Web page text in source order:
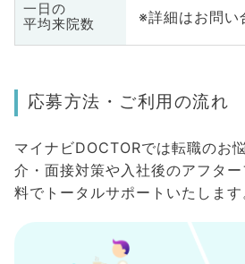
一日の
平均来院数
※詳細はお問い
応募方法・ご利用の流れ
マイナビDOCTORでは転職のお
介・面接対策や入社後のアフタ
料でトータルサポートいたします